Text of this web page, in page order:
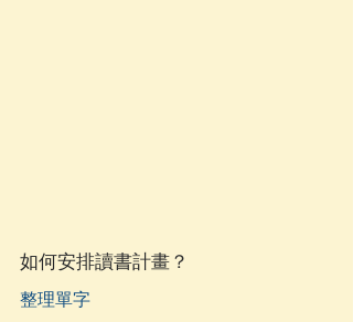
如何安排讀書計畫？
整理單字